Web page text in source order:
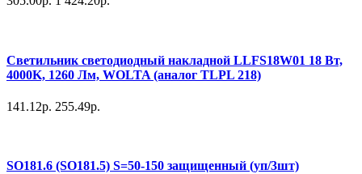
Светильник светодиодный накладной LLFS18W01 18 Вт,
4000K, 1260 Лм, WOLTA (аналог TLPL 218)
141.12р. 255.49р.
SO181.6 (SO181.5) S=50-150 защищенный (уп/3шт)